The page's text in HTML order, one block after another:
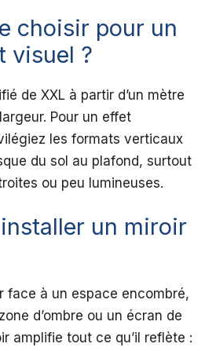
choisir pour un
visuel ?
de XXL à partir d’un mètre
Pour un effet
les formats verticaux
du sol au plafond, surtout
ou peu lumineuses.
un miroir
face à un espace encombré,
d’ombre ou un écran de
amplifie tout ce qu’il reflète :